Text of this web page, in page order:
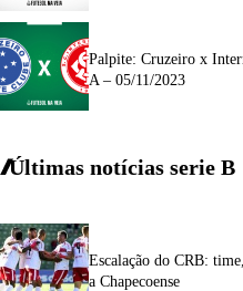
Palpite: Cruzeiro x
A – 05/11/2023
Últimas notícias serie B
Escalação do CRB:
a Chapecoense